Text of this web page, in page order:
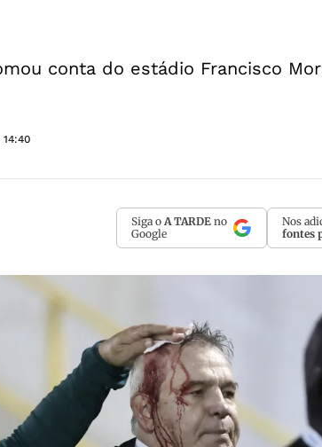
conta do estádio Francisco
14:40
Siga o A TARDE no
Google
Nos
fontes